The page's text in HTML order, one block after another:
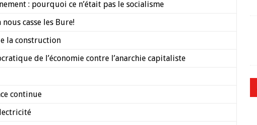
: pourquoi ce n’était pas le socialisme
casse les Bure!
la construction
de l’économie contre l’anarchie capitaliste
continue